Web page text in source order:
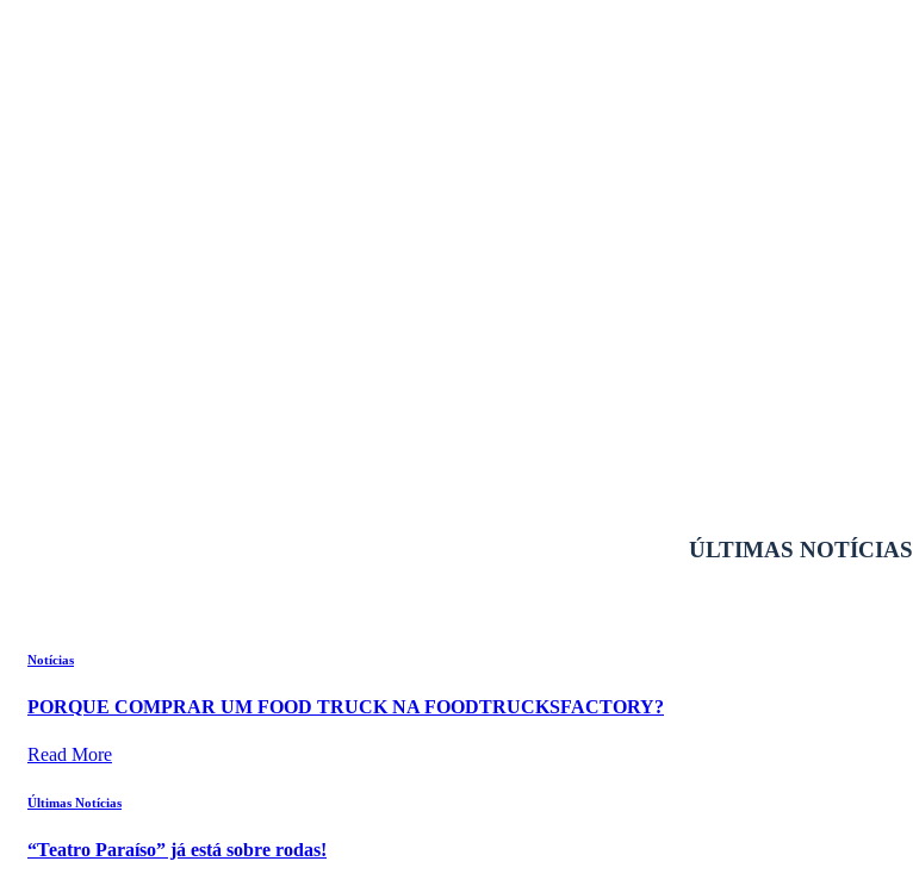
ÚLTIMAS NOTÍCIAS
Notícias
PORQUE COMPRAR UM FOOD TRUCK NA FOODTRUCKSFACTORY?
Read More
Últimas Notícias
“Teatro Paraíso” já está sobre rodas!